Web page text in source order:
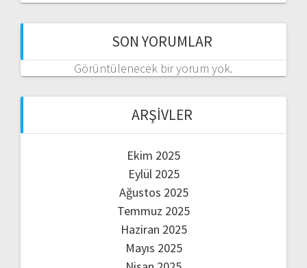
SON YORUMLAR
Görüntülenecek bir yorum yok.
ARŞIVLER
Ekim 2025
Eylül 2025
Ağustos 2025
Temmuz 2025
Haziran 2025
Mayıs 2025